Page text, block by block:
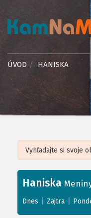
ÚVOD HANISKA
+
−
Leaflet| ©OpenStreetMap,
Haniska
Dnes Zajtra